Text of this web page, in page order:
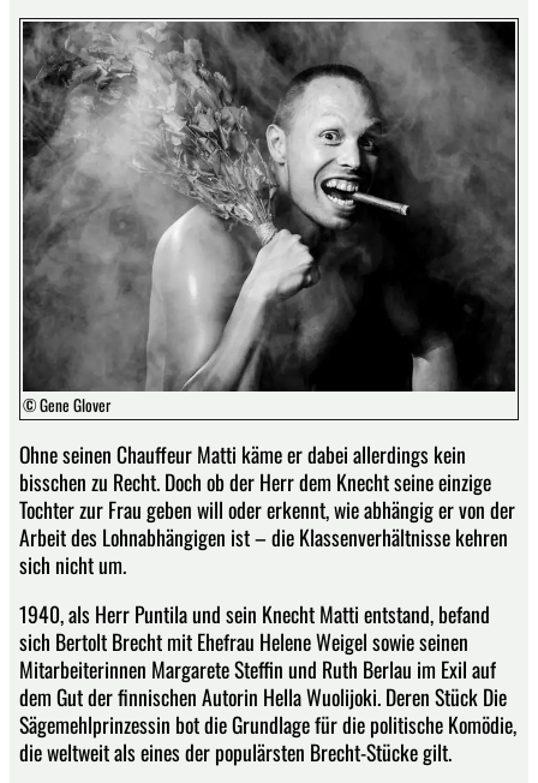
© Gene Glover
Ohne seinen Chauffeur Matti käme er dabei allerdings kein
bisschen zu Recht. Doch ob der Herr dem Knecht seine einzige
Tochter zur Frau geben will oder erkennt, wie abhängig er von der
Arbeit des Lohnabhängigen ist – die Klassenverhältnisse kehren
sich nicht um.
1940, als Herr Puntila und sein Knecht Matti entstand, befand
sich Bertolt Brecht mit Ehefrau Helene Weigel sowie seinen
Mitarbeiterinnen Margarete Steffin und Ruth Berlau im Exil auf
dem Gut der finnischen Autorin Hella Wuolijoki. Deren Stück Die
Sägemehlprinzessin bot die Grundlage für die politische Komödie,
die weltweit als eines der populärsten Brecht-Stücke gilt.